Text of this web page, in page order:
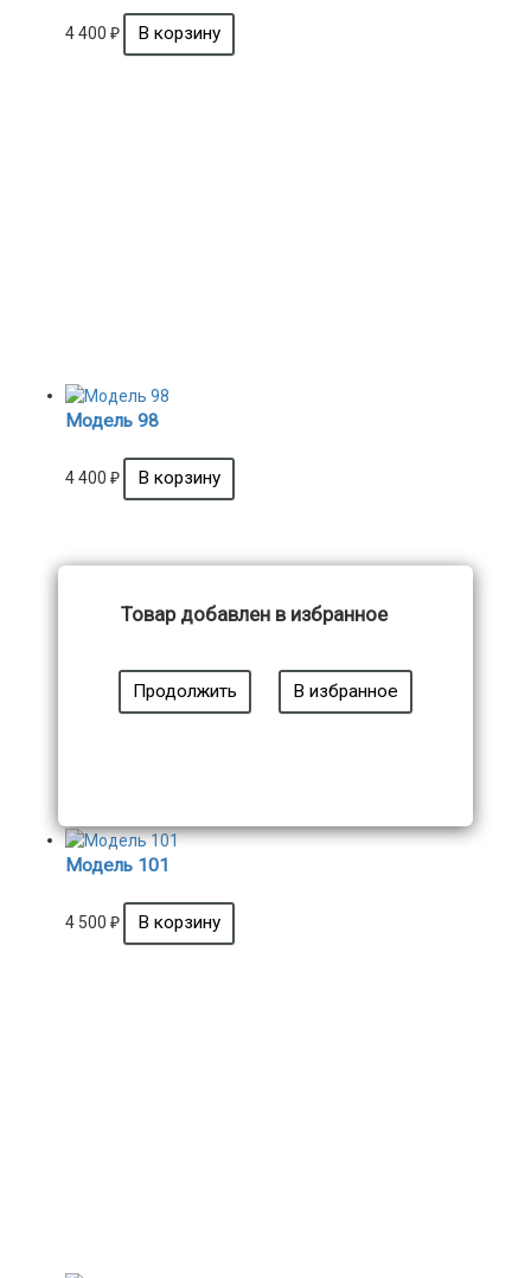
4 400 ₽
Модель 98
4 400 ₽
Модель 101
4 500 ₽
Товар добавлен в избранное
Продолжить В избранное